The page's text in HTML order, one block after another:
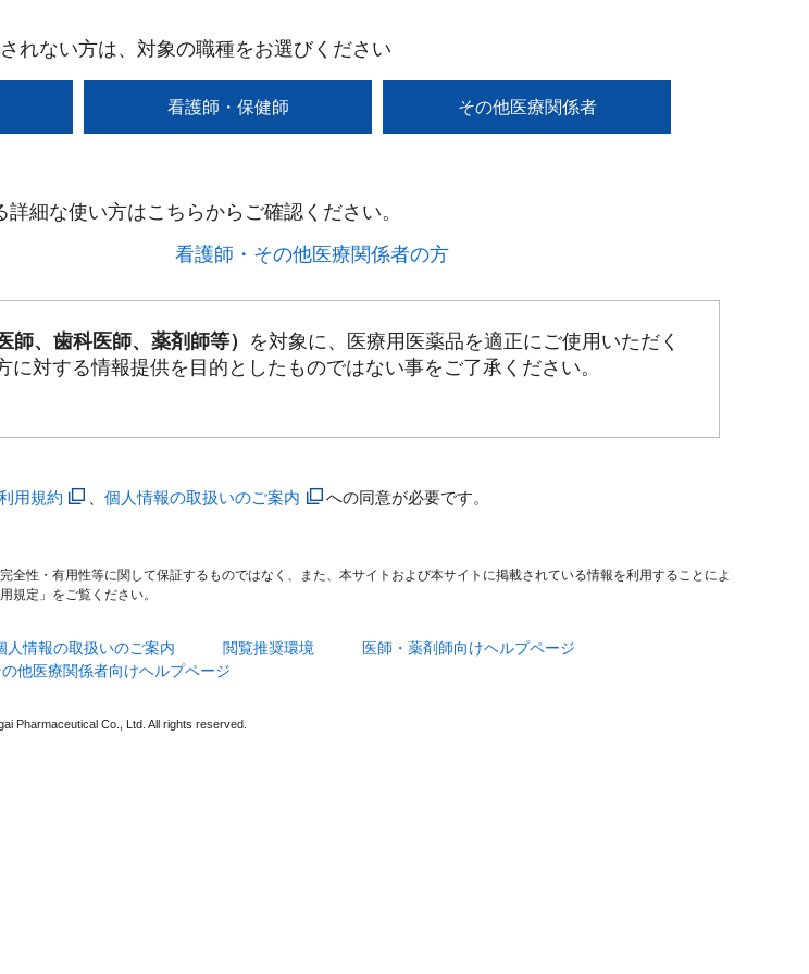
れない方は、対象の職種をお選びください
看護師・保健師 その他医療関係者
細な使い方はこちらからご確認ください。​
看護師・その他医療関係者の方​
、歯科医師、薬剤師等） を対象に、医療用医薬品を適正にご使用いただく
対する情報提供を目的としたものではない事をご了承ください。
用規約 、個人情報の取扱いのご案内 への同意が必要です。
性・有用性等に関して保証するものではなく、また、本サイトおよび本サイトに掲載されている情報を利用することによ
規定」をご覧ください。
人情報の取扱いのご案内 閲覧推奨環境
医師・薬剤師向けヘルプページ
他医療関係者向けヘルプページ
Pharmaceutical Co., Ltd. All rights reserved.